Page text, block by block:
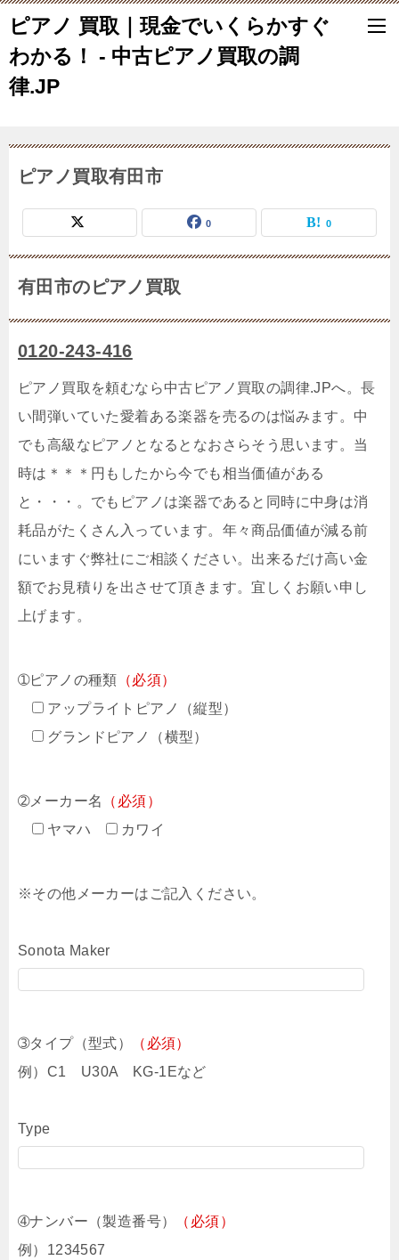
ピアノ 買取｜現金でいくらかすぐ
わかる！ - 中古ピアノ買取の調
律.JP
ピアノ買取有田市
0 0
有田市のピアノ買取
0120-243-416
ピアノ買取を頼むなら中古ピアノ買取の調律.JPへ。長
い間弾いていた愛着ある楽器を売るのは悩みます。中
でも高級なピアノとなるとなおさらそう思います。当
時は＊＊＊円もしたから今でも相当価値がある
と・・・。でもピアノは楽器であると同時に中身は消
耗品がたくさん入っています。年々商品価値が減る前
にいますぐ弊社にご相談ください。出来るだけ高い金
額でお見積りを出させて頂きます。宜しくお願い申し
上げます。
➀ピアノの種類 （必須）
アップライトピアノ（縦型）
グランドピアノ（横型）
➁メーカー名
（必須）
ヤマハ
カワイ
※その他メーカーはご記入ください。
Sonota Maker
➂タイプ（型式）
（必須）
例）C1 U30A KG-1Eなど
Type
➃ナンバー（製造番号）
（必須）
例）1234567